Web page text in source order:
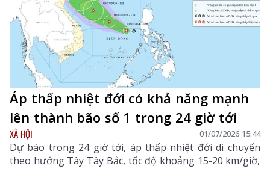
Áp thấp nhiệt đới có khả năng mạnh
lên thành bão số 1 trong 24 giờ tới
XÃ HỘI 01/07/2026 15:44
Dự báo trong 24 giờ tới, áp thấp nhiệt đới di chuyển
theo hướng Tây Tây Bắc, tốc độ khoảng 15-20 km/giờ,